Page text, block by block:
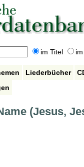
im Titel
Liederbücher
(Jesus,